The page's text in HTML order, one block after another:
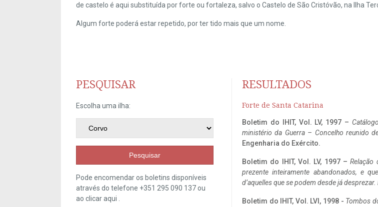
de castelo é aqui substituída por forte ou fortaleza, salvo o Castelo de São Cristóvão, na Ilha
Algum forte poderá estar repetido, por ter tido mais que um nome.
PESQUISAR
Escolha uma ilha:
Pesquisar
Pode encomendar os boletins disponíveis
através do telefone +351 295 090 137 ou
ao clicaraqui
RESULTADOS
Forte de Santa Catarina
Boletim do IHIT, Vol. LV, 1997 –
ministério da Guerra – Concelho reunido
Engenharia do Exército.
Boletim do IHIT, Vol. LV, 1997 –Relação
prezente inteiramente abandonados, e
d’aquelles que se podem desde já
Boletim do IHIT, Vol. LVI, 1998 - Tombos